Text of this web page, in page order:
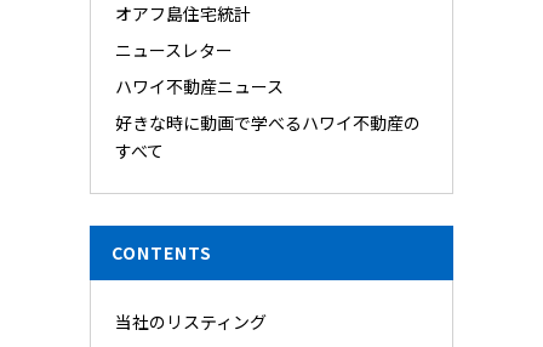
オアフ島住宅統計
ニュースレター
ハワイ不動産ニュース
好きな時に動画で学べるハワイ不動産の
すべて
CONTENTS
当社のリスティング